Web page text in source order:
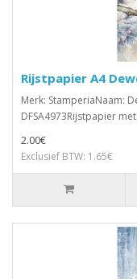
Rijstpapier A4
Merk: StamperiaNaam:
DFSA4973Rijstpapier
2.00€
Exclusief BTW: 1.65€